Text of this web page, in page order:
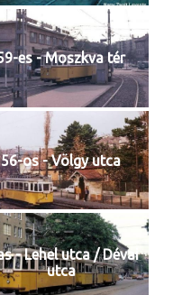
es - Moszkva tér
56-os - Völgy utca
- Lehel utca / Dévai
utca